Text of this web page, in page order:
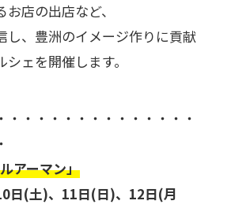
店の出店など、
し、豊洲のイメージ作りに貢献
ェを開催します。
・・・・・・・・・・・・・・
ーマン」
日(土)、11日(日)、12日(月